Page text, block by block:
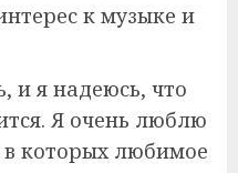
к музыке и
и я надеюсь, что
Я очень люблю
в которых любимое